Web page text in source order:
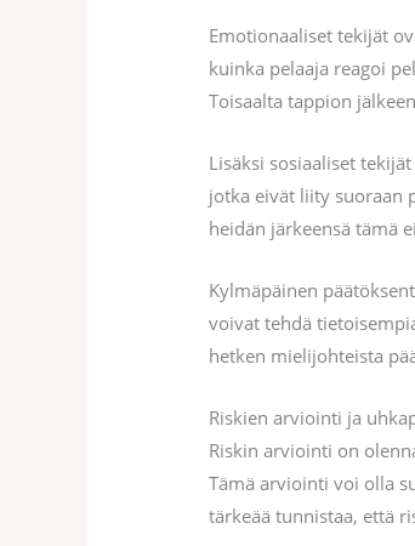
Emotionaaliset tekijät
kuinka pelaaja reagoi
Toisaalta tappion
Lisäksi sosiaaliset
jotka eivät liity suoraan
heidän järkeensä tämä
Kylmäpäinen
voivat tehdä
hetken mielijohteista
Riskien arviointi ja
Riskin arviointi on
Tämä arviointi voi olla
tärkeää tunnistaa, että